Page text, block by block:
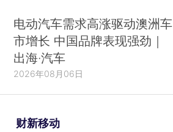
电动汽车需求高涨驱动澳洲车
市增长 中国品牌表现强劲｜
出海·汽车
2026年08月06日
财新移动